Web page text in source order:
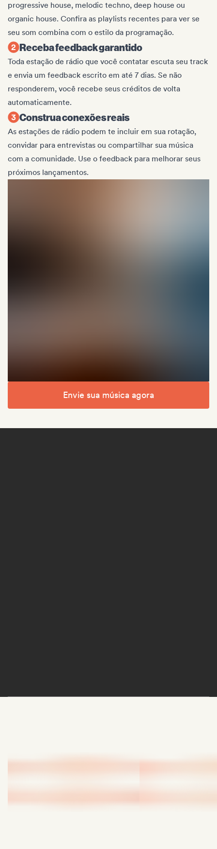
progressive house, melodic techno, deep house ou
organic house. Confira as playlists recentes para ver se
seu som combina com o estilo da programação.
Receba feedback garantido
Toda estação de rádio que você contatar escuta seu track
e envia um feedback escrito em até 7 dias. Se não
responderem, você recebe seus créditos de volta
automaticamente.
Construa conexões reais
As estações de rádio podem te incluir em sua rotação,
convidar para entrevistas ou compartilhar sua música
com a comunidade. Use o feedback para melhorar seus
próximos lançamentos.
Envie sua música agora